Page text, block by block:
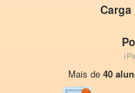
Mais de 40